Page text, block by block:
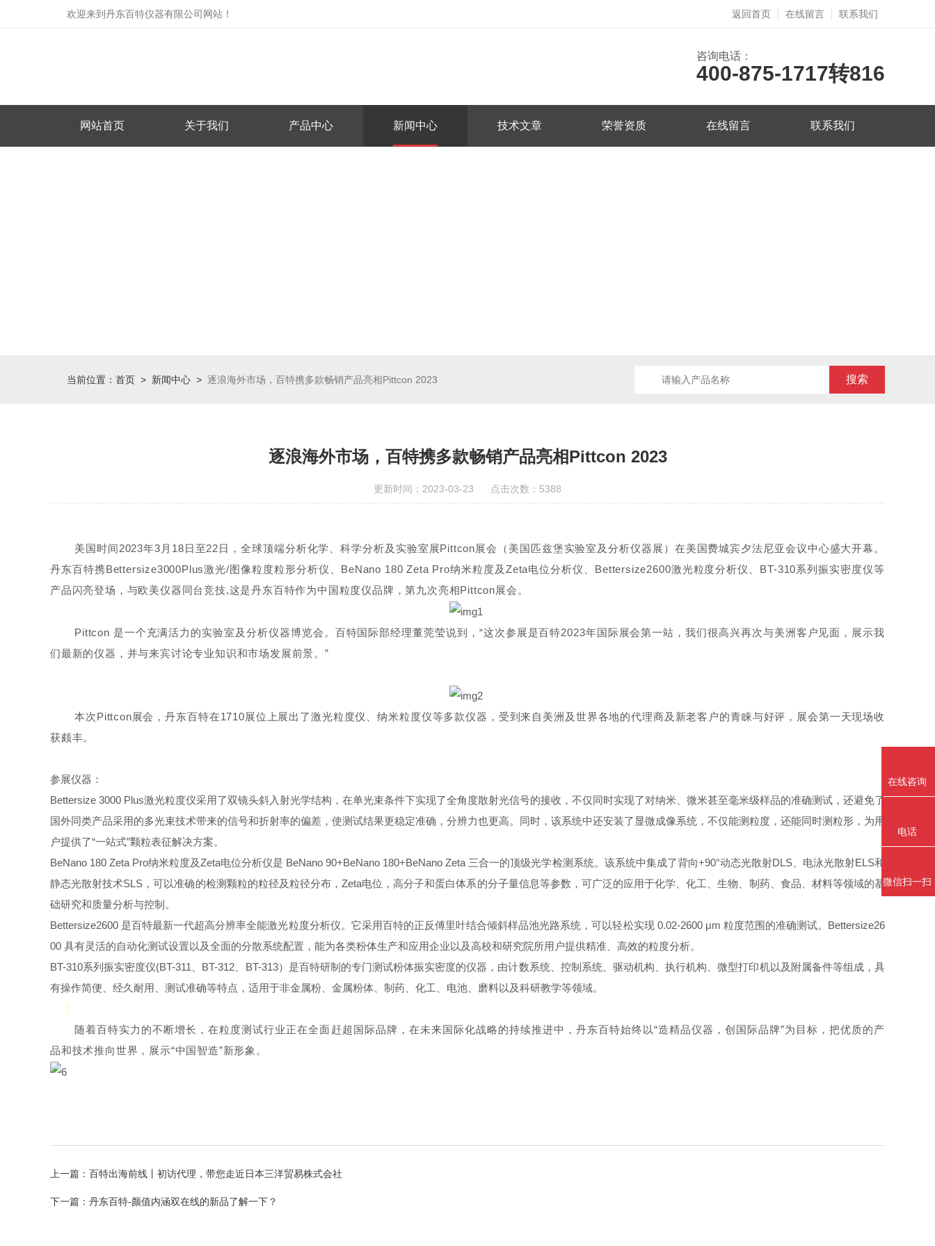
欢迎来到丹东百特仪器有限公司网站！ 返回首页 在线留言 联系我们
咨询电话：
400-875-1717转816
网站首页 关于我们 产品中心 新闻中心 技术文章 荣誉资质 在线留言 联系我们
当前位置： 首页 > 新闻中心 > 逐浪海外市场，百特携多款畅销产品亮相Pittcon 2023
逐浪海外市场，百特携多款畅销产品亮相Pittcon 2023
更新时间：2023-03-23 点击次数：5388
美国时间2023年3月18日至22日，全球顶端分析化学、科学分析及实验室展Pittcon展会（美国匹兹堡实验室及分析仪器展）在美国费城宾夕法尼亚会议中心盛大开幕。
丹东百特携Bettersize3000Plus激光/图像粒度粒形分析仪、BeNano 180 Zeta Pro纳米粒度及Zeta电位分析仪、Bettersize2600激光粒度分析仪、BT-310系列振实密度仪等
产品闪亮登场，与欧美仪器同台竞技,这是丹东百特作为中国粒度仪品牌，第九次亮相Pittcon展会。
Pittcon 是一个充满活力的实验室及分析仪器博览会。百特国际部经理董莞莹说到，“这次参展是百特2023年国际展会第一站，我们很高兴再次与美洲客户见面，展示我
们最新的仪器，并与来宾讨论专业知识和市场发展前景。”
本次Pittcon展会，丹东百特在1710展位上展出了激光粒度仪、纳米粒度仪等多款仪器，受到来自美洲及世界各地的代理商及新老客户的青睐与好评，展会第一天现场收
获颇丰。
参展仪器：
Bettersize 3000 Plus激光粒度仪采用了双镜头斜入射光学结构，在单光束条件下实现了全角度散射光信号的接收，不仅同时实现了对纳米、微米甚至毫米级样品的准确测试，还避免了
国外同类产品采用的多光束技术带来的信号和折射率的偏差，使测试结果更稳定准确，分辨力也更高。同时，该系统中还安装了显微成像系统，不仅能测粒度，还能同时测粒形，为用
户提供了“一站式”颗粒表征解决方案。
BeNano 180 Zeta Pro纳米粒度及Zeta电位分析仪是 BeNano 90+BeNano 180+BeNano Zeta 三合一的顶级光学检测系统。该系统中集成了背向+90°动态光散射DLS、电泳光散射ELS和
静态光散射技术SLS，可以准确的检测颗粒的粒径及粒径分布，Zeta电位，高分子和蛋白体系的分子量信息等参数，可广泛的应用于化学、化工、生物、制药、食品、材料等领域的基
础研究和质量分析与控制。
Bettersize2600 是百特最新一代超高分辨率全能激光粒度分析仪。它采用百特的正反傅里叶结合倾斜样品池光路系统，可以轻松实现 0.02-2600 μm 粒度范围的准确测试。Bettersize26
00 具有灵活的自动化测试设置以及全面的分散系统配置，能为各类粉体生产和应用企业以及高校和研究院所用户提供精准、高效的粒度分析。
BT-310系列振实密度仪(BT-311、BT-312、BT-313）是百特研制的专门测试粉体振实密度的仪器，由计数系统、控制系统、驱动机构、执行机构、微型打印机以及附属备件等组成，具
有操作简便、经久耐用、测试准确等特点，适用于非金属粉、金属粉体、制药、化工、电池、磨料以及科研教学等领域。
随着百特实力的不断增长，在粒度测试行业正在全面赶超国际品牌，在未来国际化战略的持续推进中，丹东百特始终以“造精品仪器，创国际品牌”为目标，把优质的产
品和技术推向世界，展示“中国智造”新形象。
上一篇： 百特出海前线丨初访代理，带您走近日本三洋贸易株式会社
下一篇： 丹东百特-颜值内涵双在线的新品了解一下？
在线咨询
电话
微信扫一扫